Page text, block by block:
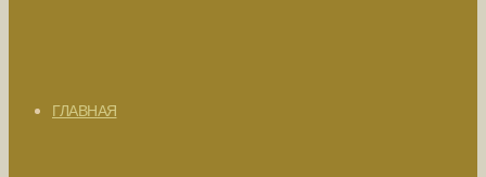
ГЛАВНАЯ